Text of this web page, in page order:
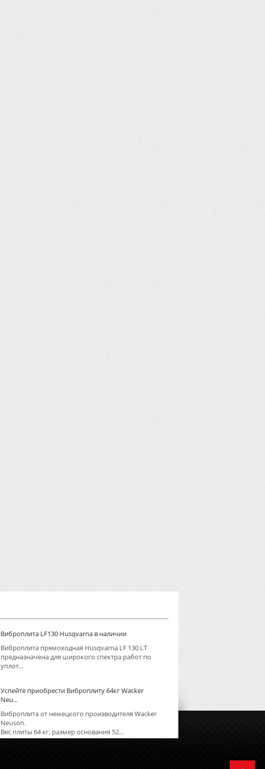
Виброплита LF130 Husqvarna в наличии
Виброплита прямоходная Husqvarna LF 130 LT
предназначена для широкого спектра работ по
уплот...
Успейте приобрести Виброплиту 64кг Wacker
Neu...
Виброплита от немецкого производителя Wacker
Neuson.
Вес плиты 64 кг, размер основания 52...